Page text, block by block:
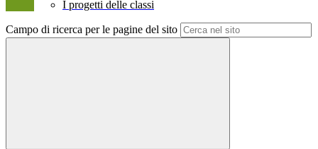
I progetti delle classi
Campo di ricerca per le pagine del sito